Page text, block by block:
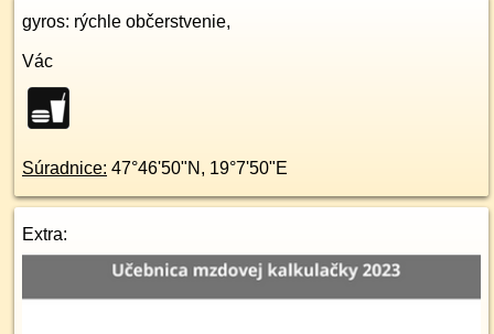
gyros: rýchle občerstvenie,
Vác
Súradnice: 47°46'50"N , 19°7'50"E
Extra: